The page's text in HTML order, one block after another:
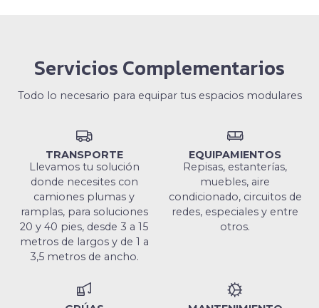
Servicios Complementarios
Todo lo necesario para equipar tus espacios modulares
TRANSPORTE
Llevamos tu solución
donde necesites con
camiones plumas y
ramplas, para soluciones
20 y 40 pies, desde 3 a 15
metros de largos y de 1 a
3,5 metros de ancho.
EQUIPAMIENTOS
Repisas, estanterías,
muebles, aire
condicionado, circuitos de
redes, especiales y entre
otros.